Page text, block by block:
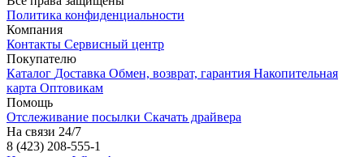
Политика конфиденциальности
Компания
Контакты Сервисный центр
Покупателю
Каталог Доставка Обмен, возврат, гарантия Накопительная
карта Оптовикам
Помощь
Отслеживание посылки Скачать драйвера
На связи 24/7
8 (423) 208-555-1